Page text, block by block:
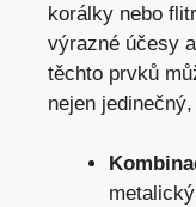
korálky nebo
výrazné účesy
těchto prvků
nejen